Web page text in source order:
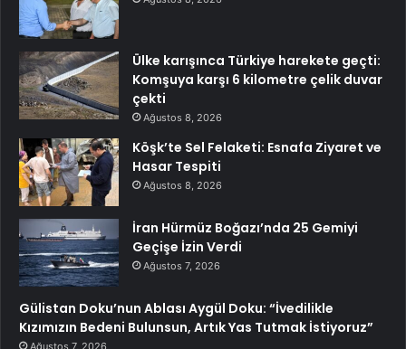
Ülke karışınca Türkiye harekete geçti:
Komşuya karşı 6 kilometre çelik duvar
çekti
Ağustos 8, 2026
Köşk’te Sel Felaketi: Esnafa Ziyaret ve
Hasar Tespiti
Ağustos 8, 2026
İran Hürmüz Boğazı’nda 25 Gemiyi
Geçişe İzin Verdi
Ağustos 7, 2026
Gülistan Doku’nun Ablası Aygül Doku: “İvedilikle
Kızımızın Bedeni Bulunsun, Artık Yas Tutmak İstiyoruz”
Ağustos 7, 2026